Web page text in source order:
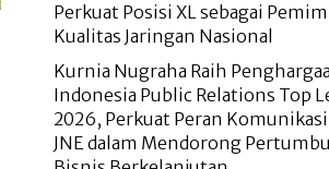
Perkuat Posisi XL sebagai
Kualitas Jaringan Nasional
Kurnia Nugraha Raih
Indonesia Public Relations Top
2026, Perkuat Peran
JNE dalam Mendorong